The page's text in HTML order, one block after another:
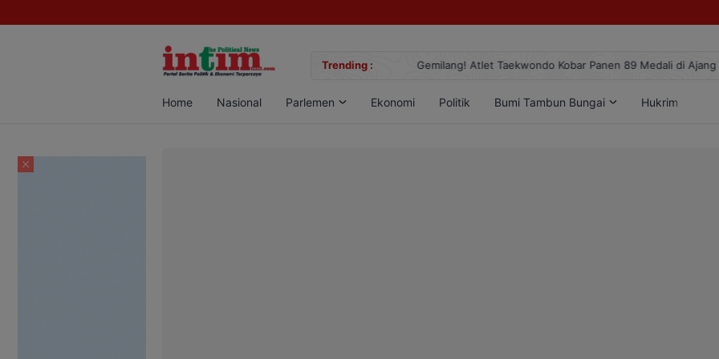
Trending :
Sabu di Pangkalan Bun, Dua Pelaku Diamankan Gemilang! Atlet Taekwondo Kobar Panen 89 Medali di Ajang
Home Nasional Parlemen Ekonomi Politik Bumi Tambun Bungai Hukrim